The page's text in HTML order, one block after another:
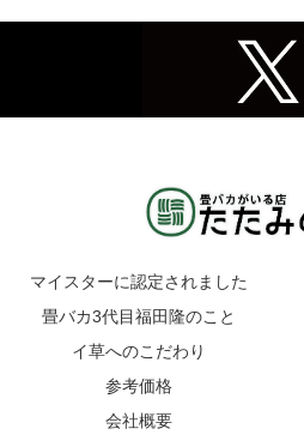
マイスターに認定されました
畳バカ3代目福田隆のこと
イ草へのこだわり
参考価格
会社概要